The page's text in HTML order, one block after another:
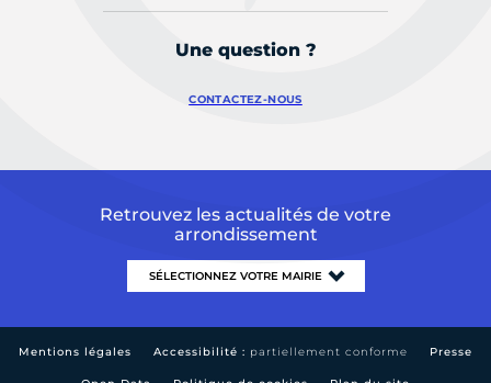
Une question ?
CONTACTEZ-NOUS
Retrouvez les actualités de votre
arrondissement
Mentions légales Accessibilité : partiellement conforme Presse